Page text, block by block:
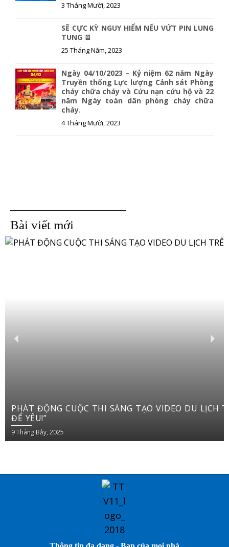
3 Tháng Mười, 2023
SẼ CỰC KỲ NGUY HIỂM NẾU VỨT PIN LUNG
TUNG 🪫
25 Tháng Năm, 2023
Ngày 04/10/2023 – Kỷ niệm 62 năm Ngày
Truyền thống Lực lượng Cảnh sát Phòng
cháy chữa cháy và Cứu nạn cứu hộ và 22
năm Ngày toàn dân phòng cháy chữa
cháy.
4 Tháng Mười, 2023
Bài viết mới
PHÁT ĐỘNG CUỘC THI SÁNG TẠO VIDEO DU LỊCH TRÊN YOUTUBE SHORTS “VIỆT NAM: ĐI
ĐỂ YÊU!”
9 Tháng Bảy, 2025